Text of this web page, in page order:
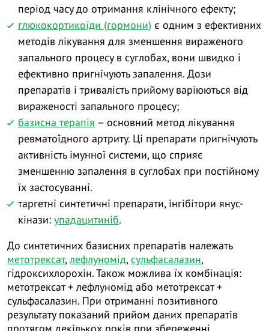
період часу до отримання клінічного ефекту;
глюкокортикоїди (гормони) є одним з ефективних
методів лікування для зменшення вираженого
запального процесу в суглобах, вони швидко і
ефективно пригнічують запалення. Дози
препаратів і тривалість прийому варіюються від
вираженості запального процесу;
базисна терапія – основний метод лікування
ревматоїдного артриту. Ці препарати пригнічують
активність імунної системи, що сприяє
зменшенню запалення в суглобах при постійному
їх застосуванні.
таргетні синтетичні препарати, інгібітори янус-
кінази: упадацитиніб.
До синтетичних базисних препаратів належать
метотрексат, лефлуномід, сульфасалазин,
гідроксихлорохін. Також можлива їх комбінація:
метотрексат + лефлуномід або метотрексат +
сульфасалазин. При отриманні позитивного
результату показаний прийом даних препаратів
протягом декількох років при збереженні